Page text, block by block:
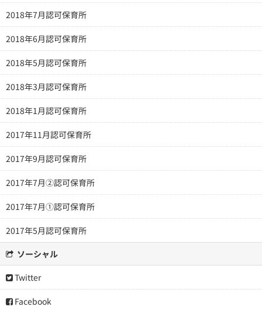
2018年7月認可保育所
2018年6月認可保育所
2018年5月認可保育所
2018年3月認可保育所
2018年1月認可保育所
2017年11月認可保育所
2017年9月認可保育所
2017年7月②認可保育所
2017年7月①認可保育所
2017年5月認可保育所
ソーシャル
Twitter
Facebook